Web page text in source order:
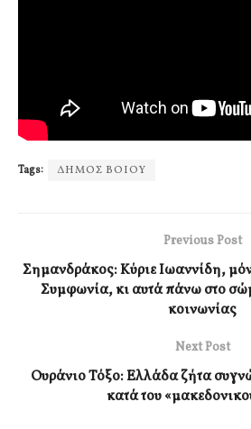
Tags: ΔΗΜΟΣ ΒΟΙΟΥ
Previous Post
Σημανδράκος: Κύριε Ιωαννίδη,
Συμφωνία, κι αυτά πάνω στο
κοινωνίας
Next Post
Ουράνιο Τόξο: Ελλάδα ζήτα
κατά του